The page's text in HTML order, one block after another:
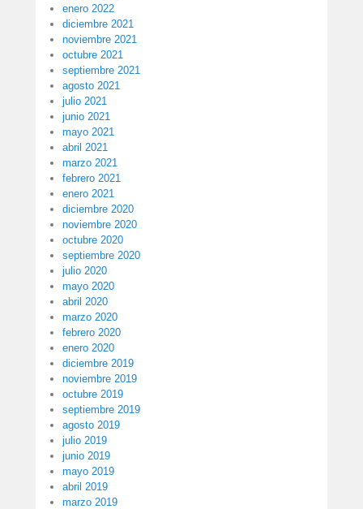
enero 2022
diciembre 2021
noviembre 2021
octubre 2021
septiembre 2021
agosto 2021
julio 2021
junio 2021
mayo 2021
abril 2021
marzo 2021
febrero 2021
enero 2021
diciembre 2020
noviembre 2020
octubre 2020
septiembre 2020
julio 2020
mayo 2020
abril 2020
marzo 2020
febrero 2020
enero 2020
diciembre 2019
noviembre 2019
octubre 2019
septiembre 2019
agosto 2019
julio 2019
junio 2019
mayo 2019
abril 2019
marzo 2019